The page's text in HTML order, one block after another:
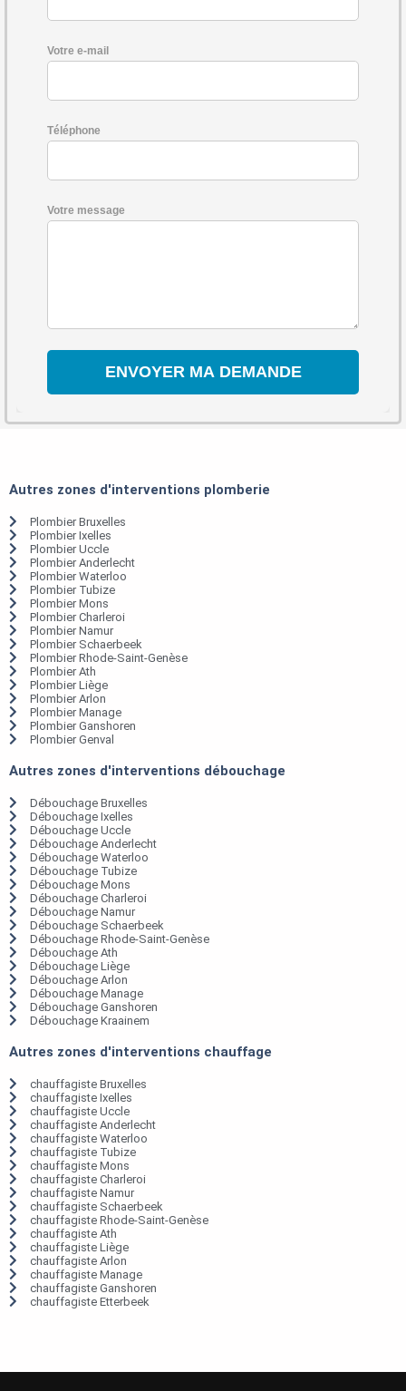
Votre e-mail
Téléphone
Votre message
Autres zones d'interventions plomberie
Plombier Bruxelles
Plombier Ixelles
Plombier Uccle
Plombier Anderlecht
Plombier Waterloo
Plombier Tubize
Plombier Mons
Plombier Charleroi
Plombier Namur
Plombier Schaerbeek
Plombier Rhode-Saint-Genèse
Plombier Ath
Plombier Liège
Plombier Arlon
Plombier Manage
Plombier Ganshoren
Plombier Genval
Autres zones d'interventions débouchage
Débouchage Bruxelles
Débouchage Ixelles
Débouchage Uccle
Débouchage Anderlecht
Débouchage Waterloo
Débouchage Tubize
Débouchage Mons
Débouchage Charleroi
Débouchage Namur
Débouchage Schaerbeek
Débouchage Rhode-Saint-Genèse
Débouchage Ath
Débouchage Liège
Débouchage Arlon
Débouchage Manage
Débouchage Ganshoren
Débouchage Kraainem
Autres zones d'interventions chauffage
chauffagiste Bruxelles
chauffagiste Ixelles
chauffagiste Uccle
chauffagiste Anderlecht
chauffagiste Waterloo
chauffagiste Tubize
chauffagiste Mons
chauffagiste Charleroi
chauffagiste Namur
chauffagiste Schaerbeek
chauffagiste Rhode-Saint-Genèse
chauffagiste Ath
chauffagiste Liège
chauffagiste Arlon
chauffagiste Manage
chauffagiste Ganshoren
chauffagiste Etterbeek